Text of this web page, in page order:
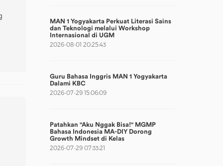
MAN 1 Yogyakarta Perkuat Literasi Sains
dan Teknologi melalui Workshop
Internasional di UGM
2026-08-01 20:25:43
Guru Bahasa Inggris MAN 1 Yogyakarta
Dalami KBC
2026-07-29 15:06:09
Patahkan "Aku Nggak Bisa!" MGMP
Bahasa Indonesia MA-DIY Dorong
Growth Mindset di Kelas
2026-07-29 07:33:21